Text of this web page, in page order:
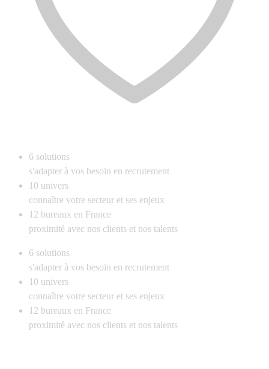
6 solutions
s'adapter à vos besoin en recrutement
10 univers
connaître votre secteur et ses enjeux
12 bureaux en France
proximité avec nos clients et nos talents
6 solutions
s'adapter à vos besoin en recrutement
10 univers
connaître votre secteur et ses enjeux
12 bureaux en France
proximité avec nos clients et nos talents